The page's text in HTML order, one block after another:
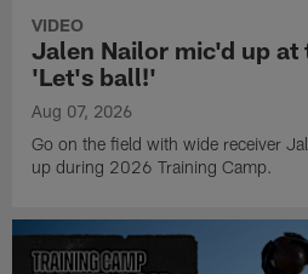
VIDEO
Jalen Nailor mic'd up at
'Let's ball!'
Aug 07, 2026
Go on the field with wide receiver
up during 2026 Training Camp.